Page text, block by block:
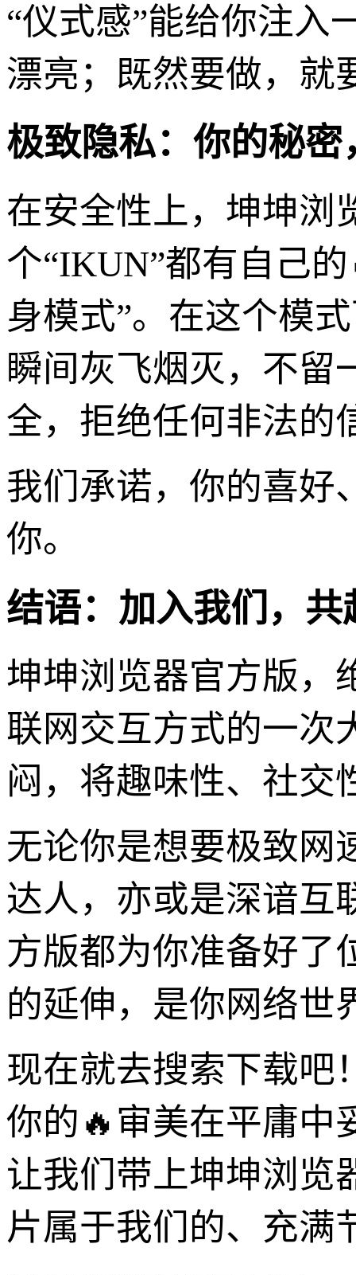
“仪式感”能给你注入
漂亮；既然要做，就
极致隐私：你的秘密
在安全性上，坤坤浏
个“IKUN”都有自己
身模式”。在这个模
瞬间灰飞烟灭，不留
全，拒绝任何非法的
我们承诺，你的喜好
你。
结语：加入我们，共
坤坤浏览器官方版，
联网交互方式的一次
闷，将趣味性、社交
无论你是想要极致网
达人，亦或是深谙互
方版都为你准备好了
的延伸，是你网络世
现在就去搜索下载吧
你的🔥审美在平庸中
让我们带上坤坤浏览
片属于我们的、充满